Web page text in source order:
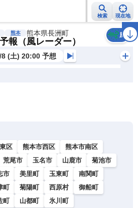
検索 現在地
地震情報 警報・注意報 2週間天気 ラ
熊本 熊本県長洲町
報（風レーダー）
風
8 (土) 20:00 予想
区 熊本市西区
熊本市南区
荒尾市 玉名市 山鹿市
菊池市
市 美里町 玉東町
南関町
町 菊陽町 西原村
御船町
町 山都町 氷川町